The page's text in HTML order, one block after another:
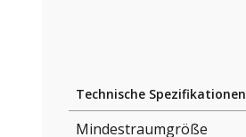
Technische Spezifikationen
Mindestraumgröße